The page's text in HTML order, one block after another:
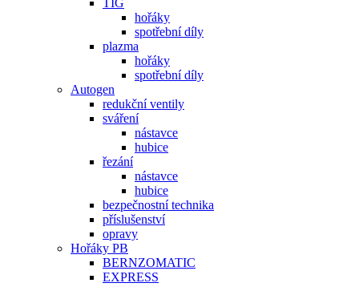
TIG
hořáky
spotřební díly
plazma
hořáky
spotřební díly
Autogen
redukční ventily
sváření
nástavce
hubice
řezání
nástavce
hubice
bezpečnostní technika
příslušenství
opravy
Hořáky PB
BERNZOMATIC
EXPRESS